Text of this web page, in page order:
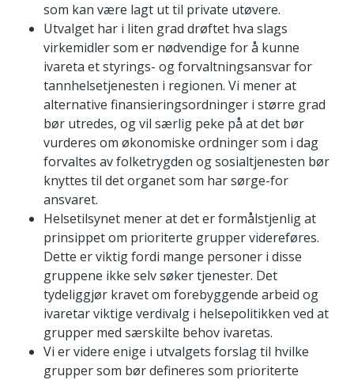
som kan være lagt ut til private utøvere.
Utvalget har i liten grad drøftet hva slags
virkemidler som er nødvendige for å kunne
ivareta et styrings- og forvaltningsansvar for
tannhelsetjenesten i regionen. Vi mener at
alternative finansieringsordninger i større grad
bør utredes, og vil særlig peke på at det bør
vurderes om økonomiske ordninger som i dag
forvaltes av folketrygden og sosialtjenesten bør
knyttes til det organet som har sørge-for
ansvaret.
Helsetilsynet mener at det er formålstjenlig at
prinsippet om prioriterte grupper videreføres.
Dette er viktig fordi mange personer i disse
gruppene ikke selv søker tjenester. Det
tydeliggjør kravet om forebyggende arbeid og
ivaretar viktige verdivalg i helsepolitikken ved at
grupper med særskilte behov ivaretas.
Vi er videre enige i utvalgets forslag til hvilke
grupper som bør defineres som prioriterte